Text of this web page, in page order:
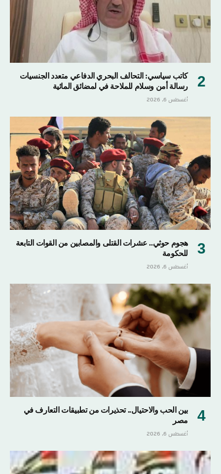
كاتب سياسي: التحالف البحري الدفاعي متعدد الجنسيات
رسالة أمن وسلام للملاحة في لمضائق المائية
أغسطس 6, 2026
هجوم حوثي.. عشرات القتلى والمصابين من القوات التابعة
للحكومة
أغسطس 6, 2026
بين الحب والاحتيال.. تحذيرات من تطبيقات التعارف في
مصر
أغسطس 6, 2026